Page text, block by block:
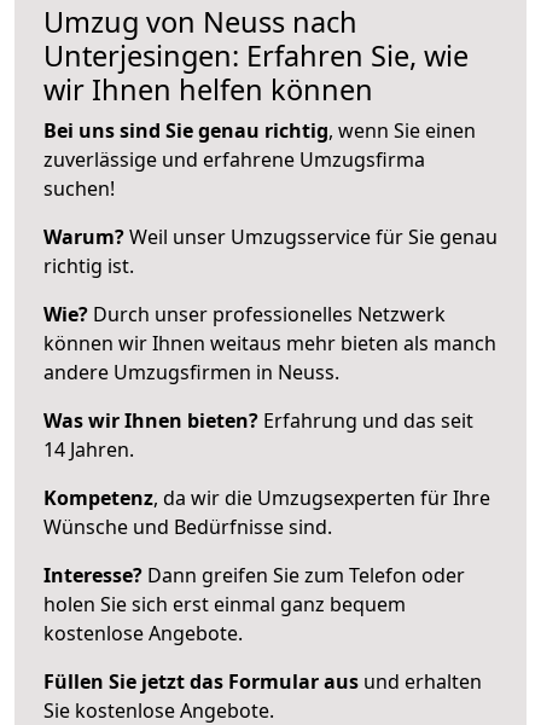
Umzug von Neuss nach
Unterjesingen: Erfahren Sie, wie
wir Ihnen helfen können
Bei uns sind Sie genau richtig, wenn Sie einen
zuverlässige und erfahrene Umzugsfirma
suchen!
Warum?Weil unser Umzugsservice für Sie genau
richtig ist.
Wie? Durch unser professionelles Netzwerk
können wir Ihnen weitaus mehr bieten als manch
andere Umzugsfirmen in Neuss.
Was wir Ihnen bieten? Erfahrung und das seit
14 Jahren.
Kompetenz, da wir die Umzugsexperten für Ihre
Wünsche und Bedürfnisse sind.
Interesse? Dann greifen Sie zum Telefon oder
holen Sie sich erst einmal ganz bequem
kostenlose Angebote.
Füllen Sie jetzt das Formular aus und erhalten
Sie kostenlose Angebote.